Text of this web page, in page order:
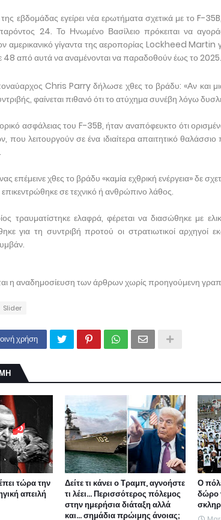
εβδομάδας εγείρει νέα ερωτήματα σχετικά με το F-
24. Το Ηνωμένο Βασίλειο πρόκειται να
αμερικανικό γίγαντα της αεροπορίας Lockheed Martin
48 από αυτά να αναμένονται να παραδοθούν έως το 2025.
Chris Parry δήλωσε χθες το βράδυ: «Αν και
φαίνεται πιθανό ότι το ατύχημα συνέβη λόγω
ασφάλειας του F-35B, ήταν αναπόφευκτο ότι
λειτουργούν σε ένα ιδιαίτερα απαιτητικό θαλάσσιο
επέμεινε χθες το βράδυ «καμία εχθρική ενέργεια» δε
σε τεχνικό ή ανθρώπινο λάθος.
τραυματίστηκε ελαφρά, φέρεται να διασώθηκε με
για τη συντριβή προτού οι στρατιωτικοί
η αναδημοσίευση των άρθρων χωρίς προηγούμενη
Slider
χρήση
τώρα την
απειλή
Δείτε τι κάνει ο Τραμπ, αγνοήστε
τι λέει... Περισσότερος πόλεμος
στην ημερήσια διάταξη αλλά
και... σημάδια πρώιμης άνοιας;
Ο
δώρο